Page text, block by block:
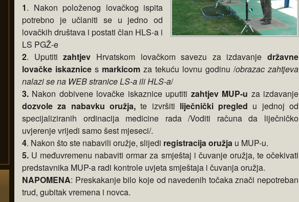
1. Nakon položenog lovačkog ispita
potrebno je učlaniti se u jedno od
lovačkih društava i postati član HLS-a i
LS PGŽ-e
2. Uputitizahtjev Hrvatskom lovačkom savezu za izdavanje državne
lovačke iskaznice s markicom za tekuću lovnu godinu /obrazac zahtjeva
nalazi se na WEB stranice LS-a ili HLS-a/
3. Nakon dobivene lovačke iskaznice uputiti zahtjev MUP-u za izdavanje
dozvole za nabavku oružja,te izvršiti liječnički pregled u jednoj od
specijaliziranih ordinacija medicine rada /Voditi računa da liječničko
uvjerenje vrijedi samo šest mjeseci/.
4. Nakon što ste nabavili oružje, slijedi registracija oružja u MUP-u.
5. U međuvremenu nabaviti ormar za smještaj i čuvanje oružja, te očekivati
predstavnika MUP-a radi kontrole uvjeta smještaja i čuvanja oružja.
NAPOMENA: Preskakanje bilo koje od navedenih točaka znači nepotreban
trud, gubitak vremena i novca.